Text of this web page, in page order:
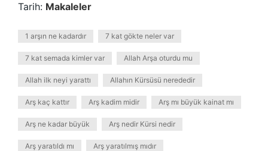
Tarih: Makaleler
1 arşın ne kadardır 7 kat gökte neler var
7 kat semada kimler var Allah Arşa oturdu mu
Allah ilk neyi yarattı Allahın Kürsüsü nerededir
Arş kaç kattır Arş kadim midir Arş mı büyük kainat mı
Arş ne kadar büyük Arş nedir Kürsi nedir
Arş yaratıldı mı Arş yaratılmış mıdır